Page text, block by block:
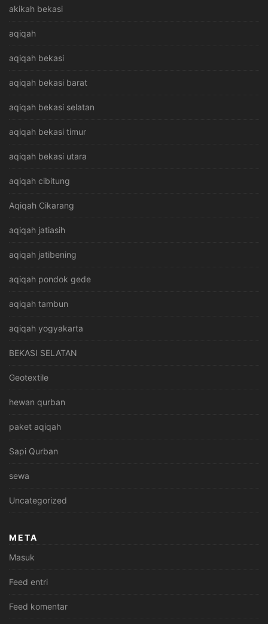
akikah bekasi
aqiqah
aqiqah bekasi
aqiqah bekasi barat
aqiqah bekasi selatan
aqiqah bekasi timur
aqiqah bekasi utara
aqiqah cibitung
Aqiqah Cikarang
aqiqah jatiasih
aqiqah jatibening
aqiqah pondok gede
aqiqah tambun
aqiqah yogyakarta
BEKASI SELATAN
Geotextile
hewan qurban
paket aqiqah
Sapi Qurban
sewa
Uncategorized
META
Masuk
Feed entri
Feed komentar